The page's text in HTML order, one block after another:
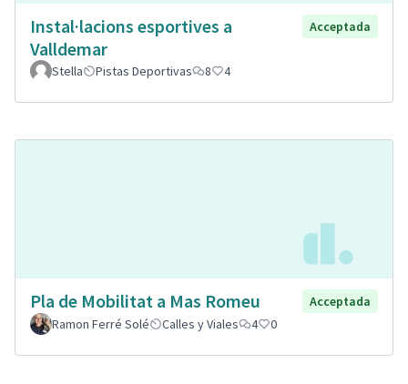
Instal·lacions esportives a
Valldemar
Acceptada
Stella Pistas Deportivas 8 4
Pla de Mobilitat a Mas Romeu
Acceptada
Ramon Ferré Solé
Calles y Viales 4 0